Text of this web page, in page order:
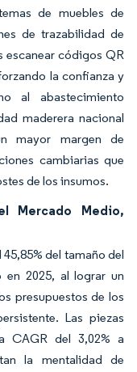
de muebles de
de trazabilidad de
escanear códigos QR
la confianza y
al abastecimiento
maderera nacional
mayor margen de
cambiarias que
de los insumos.
Mercado Medio,
del tamaño del
en 2025, al lograr un
presupuestos de los
Las piezas
CAGR del 3,02% a
la mentalidad de